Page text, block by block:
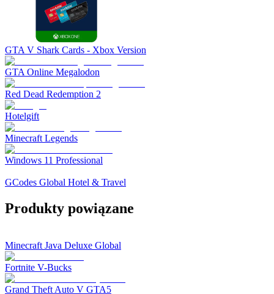
GTA V Shark Cards - Xbox Version
GTA Online Megalodon
Red Dead Redemption 2
Hotelgift
Minecraft Legends
Windows 11 Professional
GCodes Global Hotel & Travel
Produkty powiązane
Minecraft Java Deluxe Global
Fortnite V-Bucks
Grand Theft Auto V GTA5